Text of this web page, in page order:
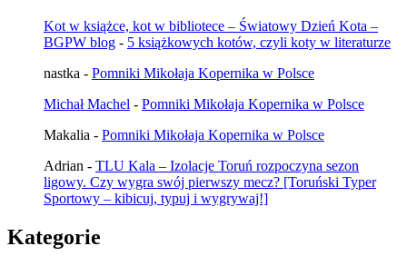
Kot w książce, kot w bibliotece – Światowy Dzień Kota –
BGPW blog - 5 książkowych kotów, czyli koty w literaturze
nastka - Pomniki Mikołaja Kopernika w Polsce
Michał Machel - Pomniki Mikołaja Kopernika w Polsce
Makalia - Pomniki Mikołaja Kopernika w Polsce
Adrian - TLU Kala – Izolacje Toruń rozpoczyna sezon
ligowy. Czy wygra swój pierwszy mecz? [Toruński Typer
Sportowy – kibicuj, typuj i wygrywaj!]
Kategorie